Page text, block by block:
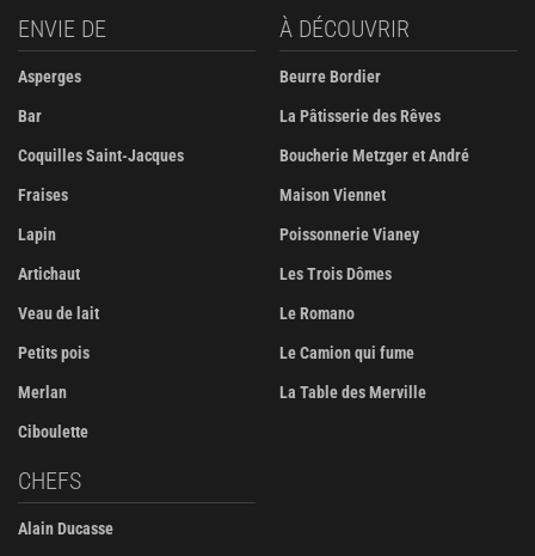
ENVIE DE
Asperges
Bar
Coquilles Saint-Jacques
Fraises
Lapin
Artichaut
Veau de lait
Petits pois
Merlan
Ciboulette
À DÉCOUVRIR
Beurre Bordier
La Pâtisserie des Rêves
Boucherie Metzger et André
Maison Viennet
Poissonnerie Vianey
Les Trois Dômes
Le Romano
Le Camion qui fume
La Table des Merville
CHEFS
Alain Ducasse